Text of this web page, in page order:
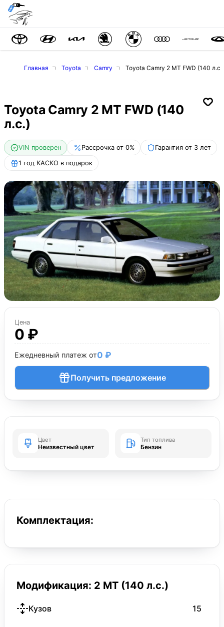
Главная Toyota Camry Toyota Camry 2 MT FWD (140 л.с.)
Toyota Camry 2 MT FWD (140
л.с.)
VIN проверен Рассрочка от 0% Гарантия от 3 лет
1 год КАСКО в подарок
1 /1
Цена
0 ₽
Ежедневный платеж от0 ₽
Получить предложение
Цвет
Неизвестный цвет
Тип топлива
Бензин
Комплектация:
Модификация: 2 MT (140 л.с.)
Кузов 15